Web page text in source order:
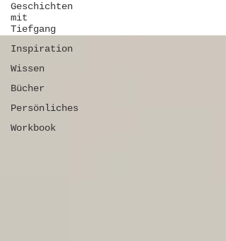
Geschichten
mit
Tiefgang
Inspiration
Wissen
Bücher
Persönliches
Workbook